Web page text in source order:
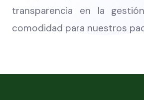
transparencia en la
comodidad para nuestros